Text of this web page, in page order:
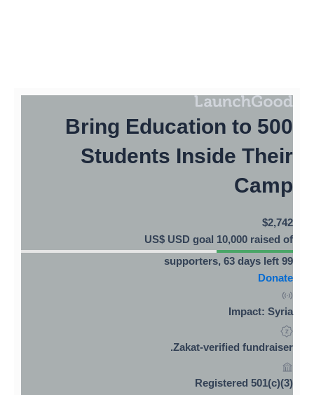
Bring Education to 500
Students Inside Their
Camp
$2,742
raised of
goal
99
63 days left
Donate
Impact: Syria
Zakat-verified fundraiser.
Registered 501(c)(3)